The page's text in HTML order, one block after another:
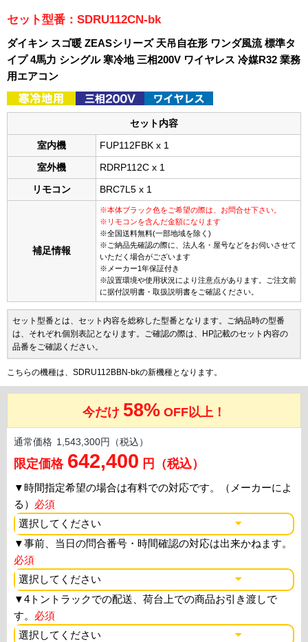
セット型番：SDRU112CN-bk
ダイキン スゴ暖 ZEASシリーズ 天吊自在形 ワンダ風流 標準タ
イプ 4馬力 シングル 寒冷地 三相200V ワイヤレス 冷媒R32 業務
用エアコン
セット内容
室内機 FUP112FBK x 1
室外機 RDRP112C x 1
リモコン BRC7L5 x 1
補足情報
※本体ブラック色をご希望の際は、お問合せ下さい。
※リモコンを含んだ金額になります
※全国送料無料(一部地域を除く)
※ご納品先確認の際に、法人名・屋号などをお伺いさせて
いただく場合がございます
※メーカー1年保証付き
※設置環境や使用状況により注意点があります。ご注文前
に据付説明書・取扱説明書をご確認ください。
セット型番とは、セット内容を総称した型番となります。ご納品時の型番
は、それぞれ個別表記となります。ご確認の際は、HP記載のセット内容の
品番をご確認ください。
こちらの機種は、SDRU112BBN-bkの新機種となります。
今だけ 58% OFF以上！
通常価格 1,543,300円（税込）
限定価格 642,400 円（税込）
▼時間指定希望の場合は有料での対応です。（メーカーによ
る） 必須
▼事前、当日の問合番号・時間確認の対応は出来かねます。
必須
▼4トントラックでの配送、荷台上での商品お引き渡しで
す。 必須